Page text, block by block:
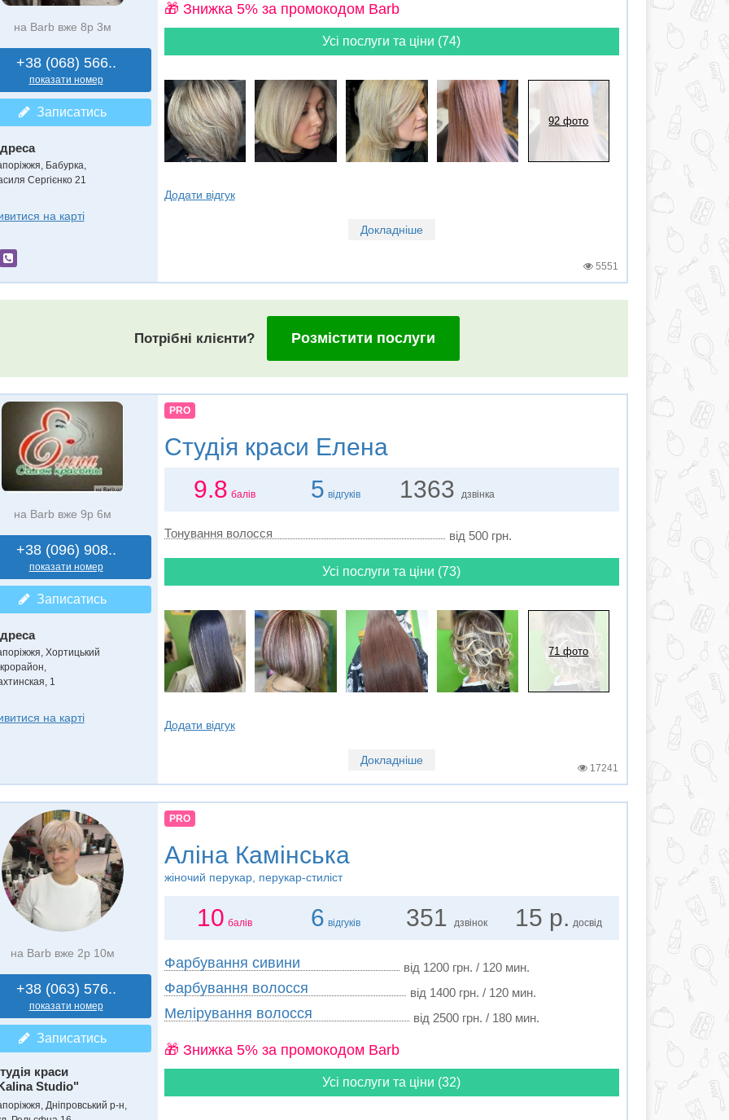
на Barb вже 8р 3м
+38 (068) 566..
показати номер
Записатись
Бабурка,
Сергієнко 21
на карті
🎁 Знижка 5% за промокодом Barb
Усі послуги та ціни (74)
92 фото
Додати відгук
Докладніше
5551
Потрібні клієнти? Розмістити послуги
на Barb вже 9р 6м
+38 (096) 908..
показати номер
Записатись
Хортицький
,
1
на карті
PRO
Студія краси Елена
9.8 балів 5 відгуків 1363 дзвінка
Тонування волосся від 500 грн.
Усі послуги та ціни (73)
71 фото
Додати відгук
Докладніше
17241
на Barb вже 2р 10м
+38 (063) 576..
показати номер
Записатись
краси
Studio"
Дніпровський р-н,
PRO
Аліна Камінська
жіночий перукар, перукар-стиліст
10 балів 6 відгуків 351 дзвінок 15 р. досвід
Фарбування сивини від 1200 грн. / 120 мин.
Фарбування волосся від 1400 грн. / 120 мин.
Мелірування волосся від 2500 грн. / 180 мин.
🎁 Знижка 5% за промокодом Barb
Усі послуги та ціни (32)